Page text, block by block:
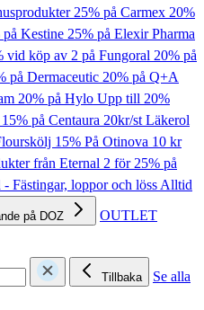
25% på Carmex 20%
på Kestine 25% på Elexir Pharma
vid köp av 2 på Fungoral 20% på
på Dermaceutic 20% på Q+A
20% på Hylo Upp till 20%
15% på Centaura 20kr/st Läkerol
15% På Otinova 10 kr
från Eternal 2 för 25% på
Fästingar, loppor och lössAlltid
på DOZ OUTLET
Tillbaka
Se alla